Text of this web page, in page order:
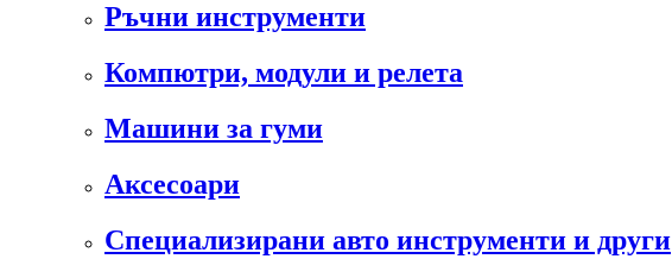
Ръчни инструменти
Компютри, модули и релета
Машини за гуми
Аксесоари
Специализирани авто инструменти и други